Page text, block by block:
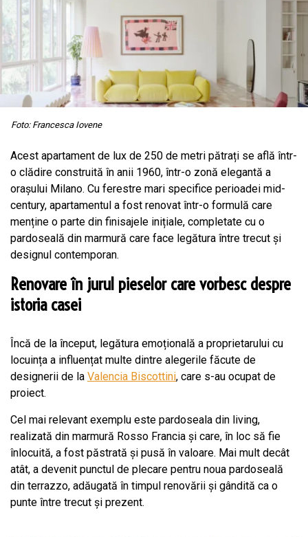
Foto: Francesca Iovene
Acest apartament de lux de 250 de metri pătrați se află într-
o clădire construită în anii 1960, într-o zonă elegantă a
orașului Milano. Cu ferestre mari specifice perioadei mid-
century, apartamentul a fost renovat într-o formulă care
menține o parte din finisajele inițiale, completate cu o
pardoseală din marmură care face legătura între trecut și
designul contemporan.
Renovare în jurul pieselor care vorbesc despre
istoria casei
Încă de la început, legătura emoțională a proprietarului cu
locuința a influențat multe dintre alegerile făcute de
designerii de la Valencia Biscottini, care s-au ocupat de
proiect.
Cel mai relevant exemplu este pardoseala din living,
realizată din marmură Rosso Francia și care, în loc să fie
înlocuită, a fost păstrată și pusă în valoare. Mai mult decât
atât, a devenit punctul de plecare pentru noua pardoseală
din terrazzo, adăugată în timpul renovării și gândită ca o
punte între trecut și prezent.